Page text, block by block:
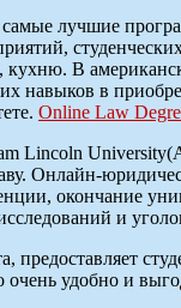
лучшие
В
навыков в
Online Law
Lincoln
Онлайн-
окончание
и
предоставляет
очень удобно и